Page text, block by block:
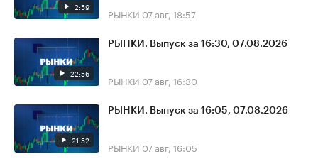
2:59 РЫНКИ 07 авг, 18:57
22:56
РЫНКИ. Выпуск за 16:30, 07.08.2026
РЫНКИ 07 авг, 16:30
21:52
РЫНКИ. Выпуск за 16:05, 07.08.2026
РЫНКИ 07 авг, 16:05